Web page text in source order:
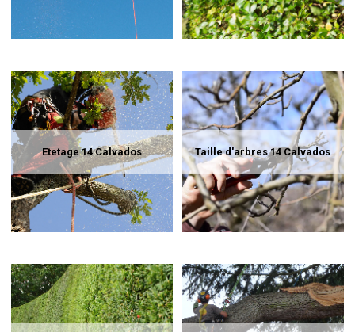
Etetage 14 Calvados Taille d'arbres 14 Calvados